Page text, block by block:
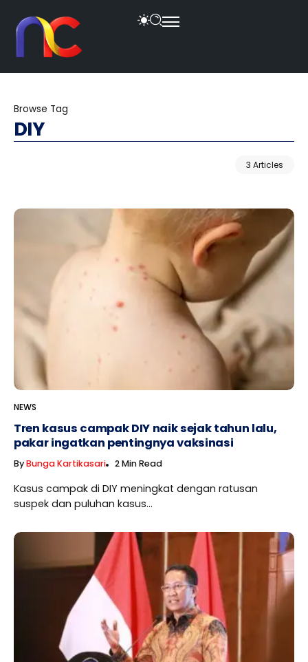
Browse Tag
DIY
3 Articles
NEWS
Tren kasus campak DIY naik sejak tahun lalu,
pakar ingatkan pentingnya vaksinasi
ByBunga Kartikasari 2 Min Read
Kasus campak di DIY meningkat dengan ratusan
suspek dan puluhan kasus...